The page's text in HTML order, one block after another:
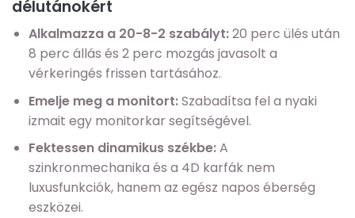
délutánokért
Alkalmazza a 20-8-2 szabályt:20 perc ülés után
8 perc állás és 2 perc mozgás javasolt a
vérkeringés frissen tartásához.
Emelje meg a monitort:Szabadítsa fel a nyaki
izmait egy monitorkar segítségével.
Fektessen dinamikus székbe:A
szinkronmechanika és a 4D karfák nem
luxusfunkciók, hanem az egész napos éberség
eszközei.